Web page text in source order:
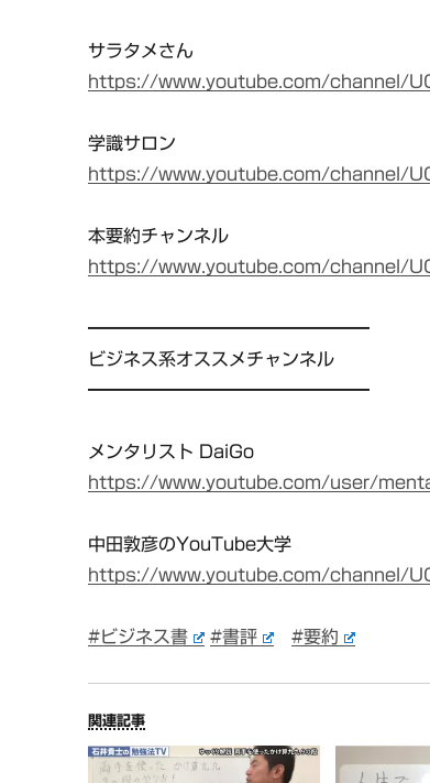
サラタメさん
https://www.youtube.com/channel/
学識サロン
https://www.youtube.com/channel/
本要約チャンネル
https://www.youtube.com/channel/
━━━━━━━━━━━━━━━━
ビジネス系オススメチャンネル
━━━━━━━━━━━━━━━━
メンタリスト DaiGo
https://www.youtube.com/user/
中田敦彦のYouTube大学
https://www.youtube.com/channel/
#ビジネス書 #書評 #要約
関連記事